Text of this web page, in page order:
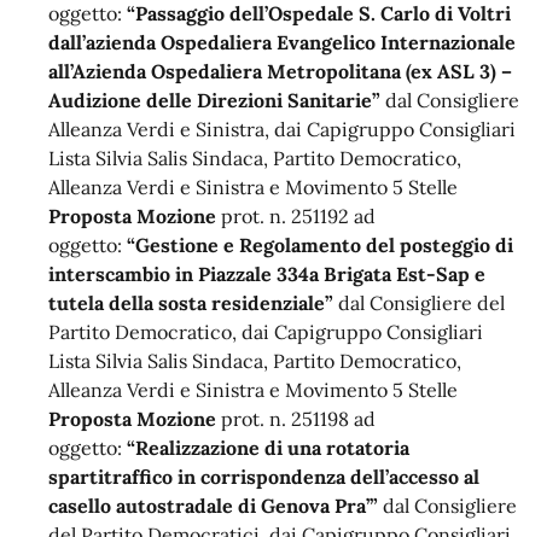
oggetto: “Passaggio dell’Ospedale S. Carlo di Voltri
dall’azienda Ospedaliera Evangelico Internazionale
all’Azienda Ospedaliera Metropolitana (ex ASL 3) –
Audizione delle Direzioni Sanitarie” dal Consigliere
Alleanza Verdi e Sinistra, dai Capigruppo Consigliari
Lista Silvia Salis Sindaca, Partito Democratico,
Alleanza Verdi e Sinistra e Movimento 5 Stelle
Proposta Mozione prot. n. 251192 ad
oggetto: “Gestione e Regolamento del posteggio di
interscambio in Piazzale 334a Brigata Est-Sap e
tutela della sosta residenziale” dal Consigliere del
Partito Democratico, dai Capigruppo Consigliari
Lista Silvia Salis Sindaca, Partito Democratico,
Alleanza Verdi e Sinistra e Movimento 5 Stelle
Proposta Mozione prot. n. 251198 ad
oggetto: “Realizzazione di una rotatoria
spartitraffico in corrispondenza dell’accesso al
casello autostradale di Genova Pra’” dal Consigliere